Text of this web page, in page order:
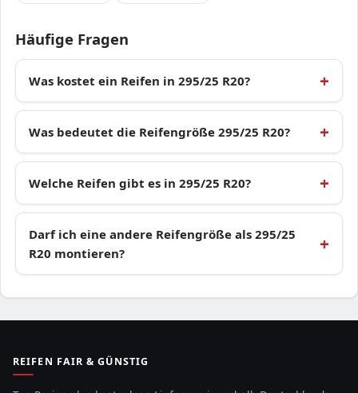
Häufige Fragen
Was kostet ein Reifen in 295/25 R20?
Was bedeutet die Reifengröße 295/25 R20?
Welche Reifen gibt es in 295/25 R20?
Darf ich eine andere Reifengröße als 295/25
R20 montieren?
REIFEN FAIR & GÜNSTIG